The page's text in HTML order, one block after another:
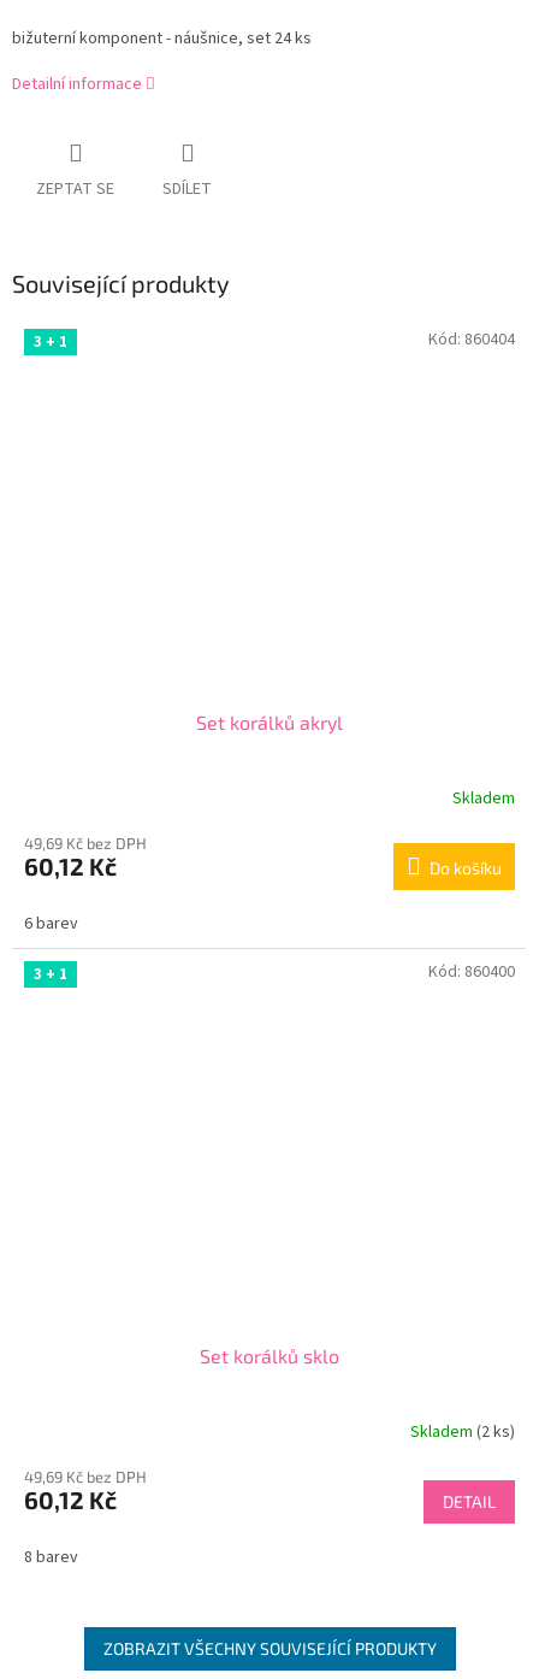
bižuterní komponent - náušnice, set 24 ks
Detailní informace
ZEPTAT SE SDÍLET
Související produkty
3 + 1
Set korálků akryl
Skladem
49,69 Kč bez DPH
60,12 Kč Do košíku
6 barev
Kód: 860404
3 + 1
Set korálků sklo
Skladem (2 ks)
49,69 Kč bez DPH
60,12 Kč DETAIL
8 barev
Kód: 860400
ZOBRAZIT VŠECHNY SOUVISEJÍCÍ PRODUKTY